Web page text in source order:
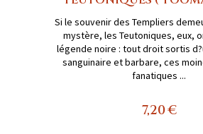
Si le souvenir des Templiers
mystère, les Teutoniques, eux,
légende noire : tout droit sortis
sanguinaire et barbare, ces
fanatiques ...
7,20 €